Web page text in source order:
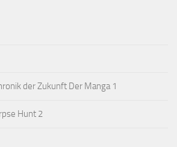
der Zukunft Der Manga 1
Hunt 2